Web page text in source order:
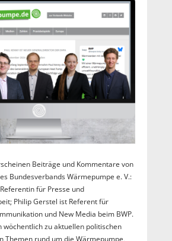
Beiträge und Kommentare von
Bundesverbands Wärmepumpe e. V.:
für Presse und
Philip Gerstel ist Referent für
und New Media beim BWP.
wöchentlich zu aktuellen politischen